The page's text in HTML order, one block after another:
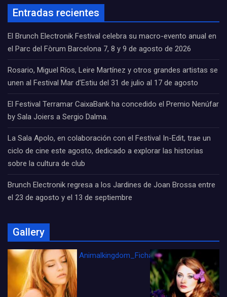
Entradas recientes
El Brunch Electronik Festival celebra su macro-evento anual en
el Parc del Fòrum Barcelona 7, 8 y 9 de agosto de 2026
Rosario, Miguel Ríos, Leire Martínez y otros grandes artistas se
unen al Festival Mar d’Estiu del 31 de julio al 17 de agosto
El Festival Terramar CaixaBank ha concedido el Premio Nenúfar
by Sala Joiers a Sergio Dalma.
La Sala Apolo, en colaboración con el Festival In-Edit, trae un
ciclo de cine este agosto, dedicado a explorar las historias
sobre la cultura de club
Brunch Electronik regresa a los Jardines de Joan Brossa entre
el 23 de agosto y el 13 de septiembre
Gallery
Animalkingdom_FichaCine